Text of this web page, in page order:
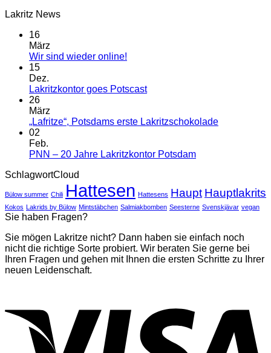
Lakritz News
16
März
Wir sind wieder online!
Wir
online!
15
Dez.
Lakritzkontor goes PotscastKeine
Lakritzkontor
26
März
„Lafritze“, Potsdams erste LakritzschokoladeKeine
02
Feb.
PNN – 20 Jahre Lakritzkontor PotsdamKeine
–
20
Potsdam
SchlagwortCloud
Bülow summer Chili Hattesen Hattesens Haupt Hauptlakrits
Kokos Lakrids by Bülow Mintstäbchen Salmiakbomben Seesterne Svenskjävar vegan
Sie haben Fragen?
Sie mögen Lakritze nicht? Dann haben sie einfach noch
nicht die richtige Sorte probiert. Wir beraten Sie gerne bei
Ihren Fragen und gehen mit Ihnen die ersten Schritte zu Ihrer
neuen Leidenschaft.